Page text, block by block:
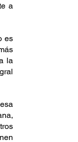
a
es
la